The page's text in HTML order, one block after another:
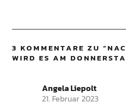
3 KOMMENTARE ZU “
WIRD ES AM
Angela Liepolt
21. Februar 2023